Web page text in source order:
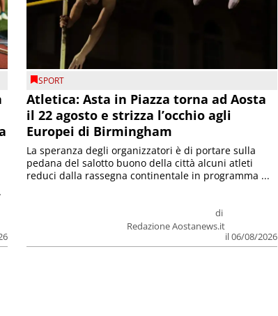
SPORT
Atletica: Asta in Piazza torna ad Aosta
il 22 agosto e strizza l’occhio agli
Europei di Birmingham
di
Redazione Aostanews.it
il 06/08/2026
La speranza degli organizzatori è di portare sulla
pedana del salotto buono della città alcuni atleti
reduci dalla rassegna continentale in programma ...